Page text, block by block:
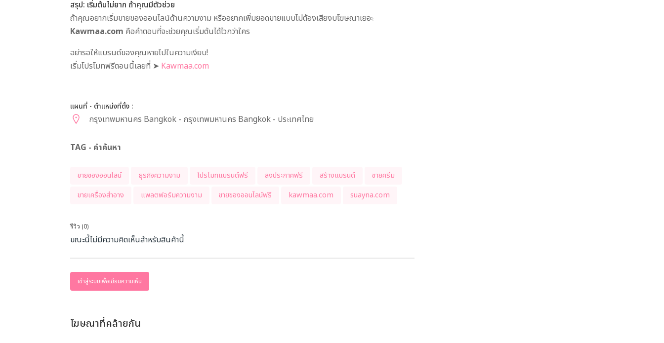
สรุป: เริ่มต้นไม่ยาก ถ้าคุณมีตัวช่วย
ถ้าคุณอยากเริ่มขายของออนไลน์ด้านความงาม หรืออยากเพิ่มยอดขายแบบไม่ต้องเสียงบโฆษณาเยอะ
Kawmaa.com คือคำตอบที่จะช่วยคุณเริ่มต้นได้ไวกว่าใคร
อย่ารอให้แบรนด์ของคุณหายไปในความเงียบ!
เริ่มโปรโมทฟรีตอนนี้เลยที่ ➤ Kawmaa.com
แผนที่ - ตำแหน่งที่ตั้ง :
กรุงเทพมหานคร Bangkok - กรุงเทพมหานคร Bangkok - ประเทศไทย
TAG - คำค้นหา
ขายของออนไลน์ ธุรกิจความงาม โปรโมทแบรนด์ฟรี ลงประกาศฟรี สร้างแบรนด์
ขายครีม
ขายเครื่องสำอาง
แพลตฟอร์มความงาม ขายของออนไลน์ฟรี kawmaa.com suayna.com
รีวิว (0)
ขณะนี้ไม่มีความคิดเห็นสำหรับสินค้านี้
เข้าสู่ระบบเพื่อเขียนความเห็น
โฆษณาที่คล้ายกัน